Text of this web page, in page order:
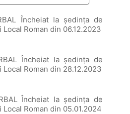
Încheiat la şedinţa de
Roman din 06.12.2023
Încheiat la şedinţa de
Roman din 28.12.2023
Încheiat la şedinţa de
Roman din 05.01.2024